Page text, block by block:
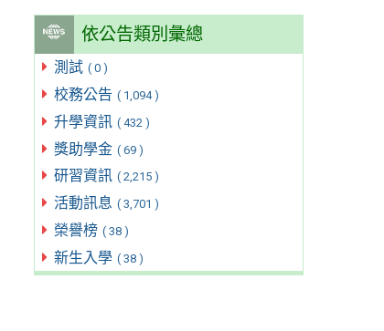
依公告類別彙總
測試 ( 0 )
校務公告 ( 1,094 )
升學資訊 ( 432 )
獎助學金 ( 69 )
研習資訊 ( 2,215 )
活動訊息 ( 3,701 )
榮譽榜 ( 38 )
新生入學 ( 38 )